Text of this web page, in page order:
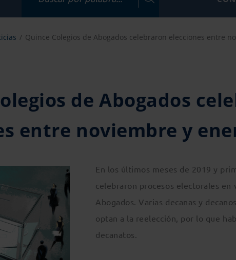
Quince Colegios de Abogados celebraron elecciones entre
de Abogados
entre noviembre y
En los últimos meses de 2019 y
celebraron procesos electorales en
Abogados. Varias decanas y
optan a la reelección, por lo que
decanatos.